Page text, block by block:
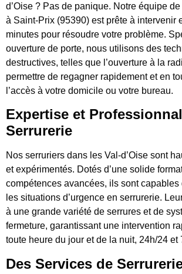
d’Oise ? Pas de panique. Notre équipe
à Saint-Prix (95390) est prête à intervenir
minutes pour résoudre votre problème.
ouverture de porte, nous utilisons des
destructives, telles que l’ouverture à la
permettre de regagner rapidement et en
l’accès à votre domicile ou votre bureau.
Expertise et
Serrurerie
Nos serruriers dans les Val-d’Oise sont
et expérimentés. Dotés d’une solide
compétences avancées, ils sont capables
les situations d’urgence en serrurerie.
à une grande variété de serrures et de
fermeture, garantissant une intervention
toute heure du jour et de la nuit, 24h/24 et
Des Services de